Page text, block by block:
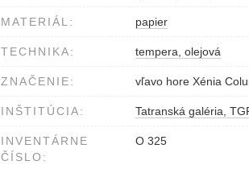
MATERIÁL: papier
TECHNIKA: tempera, olejová
ZNAČENIE: vľavo hore Xénia
INŠTITÚCIA: Tatranská galéria,
INVENTÁRNE
ČÍSLO:
O 325